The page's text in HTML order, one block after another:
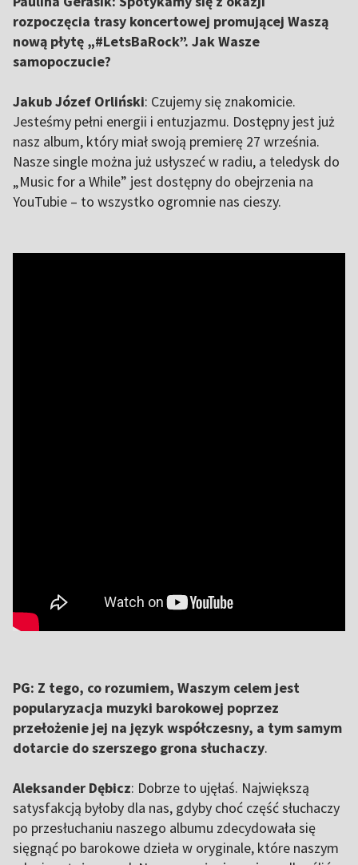
rozpoczęcia trasy koncertowej promującej Waszą
nową płytę „#LetsBaRock”. Jak Wasze
samopoczucie?
Jakub Józef Orliński: Czujemy się znakomicie.
Jesteśmy pełni energii i entuzjazmu. Dostępny jest już
nasz album, który miał swoją premierę 27 września.
Nasze single można już usłyszeć w radiu, a teledysk do
„Music for a While” jest dostępny do obejrzenia na
YouTubie – to wszystko ogromnie nas cieszy.
PG: Z tego, co rozumiem, Waszym celem jest
popularyzacja muzyki barokowej poprzez
przełożenie jej na język współczesny, a tym samym
dotarcie do szerszego grona słuchaczy.
Aleksander Dębicz: Dobrze to ujęłaś. Największą
satysfakcją byłoby dla nas, gdyby choć część słuchaczy
po przesłuchaniu naszego albumu zdecydowała się
sięgnąć po barokowe dzieła w oryginale, które naszym